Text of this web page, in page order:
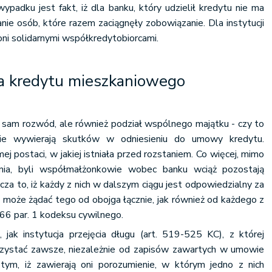
jest fakt, iż dla banku, który udzielił kredytu nie ma
osób, które razem zaciągnęły zobowiązanie. Dla instytucji
solidarnymi współkredytobiorcami.
kredytu mieszkaniowego
sam rozwód, ale również podział wspólnego majątku - czy to
wywierają skutków w odniesieniu do umowy kredytu.
postaci, w jakiej istniała przed rozstaniem. Co więcej, mimo
byli współmałżonkowie wobec banku wciąż pozostają
to, iż każdy z nich w dalszym ciągu jest odpowiedzialny za
żądać tego od obojga łącznie, jak również od każdego z
par. 1 kodeksu cywilnego.
jak instytucja przejęcia długu (art. 519-525 KC), z której
zawsze, niezależnie od zapisów zawartych w umowie
iż zawierają oni porozumienie, w którym jedno z nich